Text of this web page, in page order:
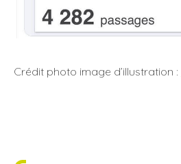
Crédit photo image d’illustration :